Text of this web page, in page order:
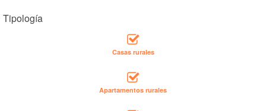
Tipología
Casas rurales
Apartamentos rurales